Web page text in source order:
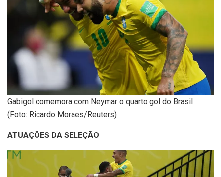
Gabigol comemora com Neymar o quarto gol do Brasil
(Foto: Ricardo Moraes/Reuters)
ATUAÇÕES DA SELEÇÃO